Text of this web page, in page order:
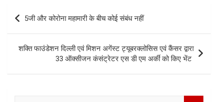
b
o
o
s
A
p
p
Post
navigation
5जी और कोरोना महामारी के बीच कोई संबंध नहीं
शक्ति फाउंडेशन दिल्ली एवं मिशन अगेंस्ट ट्यूबरक्लोसिस एवं कैंसर द्वारा
33 ऑक्सीजन कंसंट्रेटर एस डी एम अर्की को किए भेंट